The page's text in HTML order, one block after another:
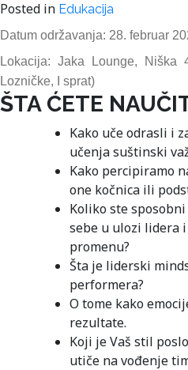
Posted in Edukacija
Datum održavanja: 28. februar
Lokacija: Jaka Lounge, Niška
Lozničke, I sprat)
ŠTA ĆETE
Kako uče odrasli i
učenja suštinski
Kako percipiramo
one kočnica ili
Koliko ste
sebe u ulozi lidera
promenu?
Šta je liderski
performera?
O tome kako
rezultate.
Koji je Vaš stil
utiče na vođenje